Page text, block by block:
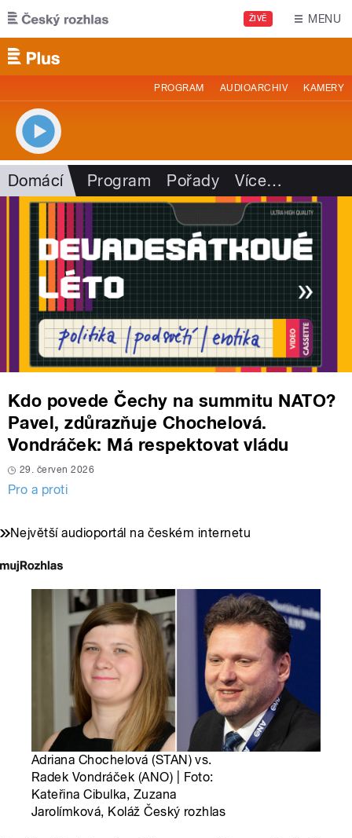
Přejít k hlavnímu obsahu
ŽIVĚ MENU
PROGRAM AUDIOARCHIV KAMERY
Domácí Program Pořady Více…
Kdo povede Čechy na summitu NATO?
Pavel, zdůrazňuje Chochelová.
Vondráček: Má respektovat vládu
29. červen 2026
Pro a proti
Největší audioportál na českém internetu
Adriana Chochelová (STAN) vs.
Radek Vondráček (ANO) | Foto:
Kateřina Cibulka, Zuzana
Jarolímková, Koláž Český rozhlas